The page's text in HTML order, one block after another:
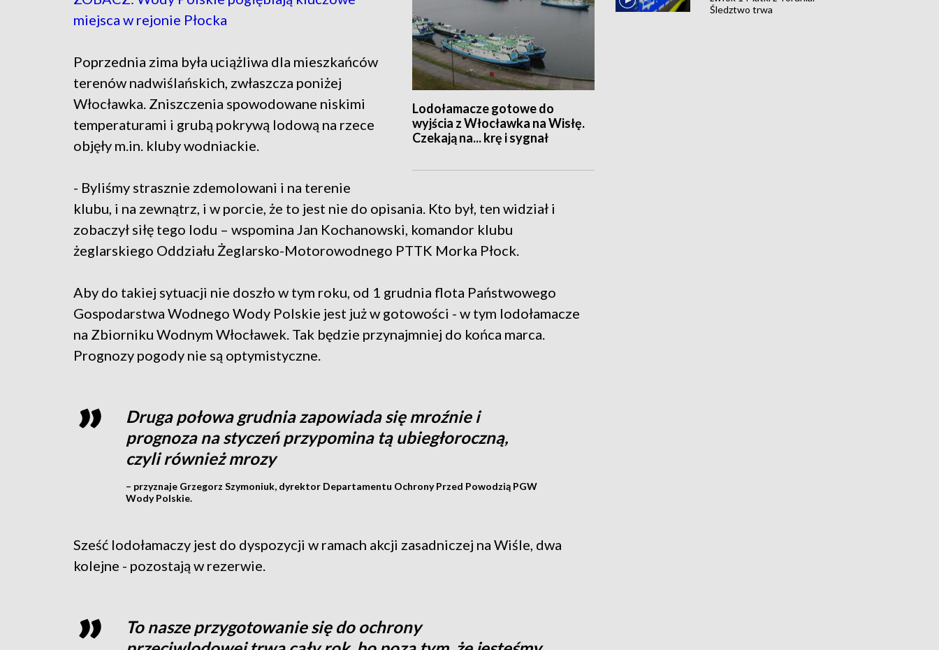
Lodołamacze gotowe do
wyjścia z Włocławka na Wisłę.
Czekają na... krę i sygnał
miejsca w rejonie Płocka
Poprzednia zima była uciążliwa dla mieszkańców
terenów nadwiślańskich, zwłaszcza poniżej
Włocławka. Zniszczenia spowodowane niskimi
temperaturami i grubą pokrywą lodową na rzece
objęły m.in. kluby wodniackie.
- Byliśmy strasznie zdemolowani i na terenie
klubu, i na zewnątrz, i w porcie, że to jest nie do opisania. Kto był, ten widział i
zobaczył siłę tego lodu – wspomina Jan Kochanowski, komandor klubu
żeglarskiego Oddziału Żeglarsko-Motorowodnego PTTK Morka Płock.
Aby do takiej sytuacji nie doszło w tym roku, od 1 grudnia flota Państwowego
Gospodarstwa Wodnego Wody Polskie jest już w gotowości - w tym lodołamacze
na Zbiorniku Wodnym Włocławek. Tak będzie przynajmniej do końca marca.
Prognozy pogody nie są optymistyczne.
Druga połowa grudnia zapowiada się mroźnie i
prognoza na styczeń przypomina tą ubiegłoroczną,
czyli również mrozy
– przyznaje Grzegorz Szymoniuk, dyrektor Departamentu Ochrony Przed Powodzią PGW
Wody Polskie.
Sześć lodołamaczy jest do dyspozycji w ramach akcji zasadniczej na Wiśle, dwa
kolejne - pozostają w rezerwie.
To nasze przygotowanie się do ochrony
Śledztwo trwa